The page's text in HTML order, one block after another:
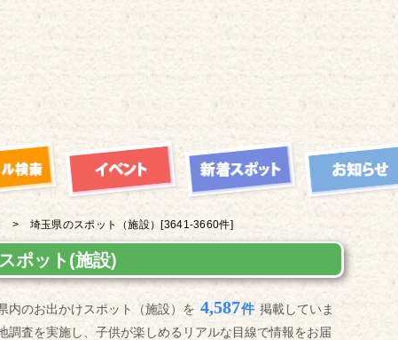
埼玉県のスポット（施設） [3641-3660件]
ポット(施設)
内のお出かけスポット（施設）を 4,587件 掲載していま
調査を実施し、子供が楽しめるリアルな目線で情報をお届